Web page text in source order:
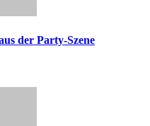
der Party-Szene